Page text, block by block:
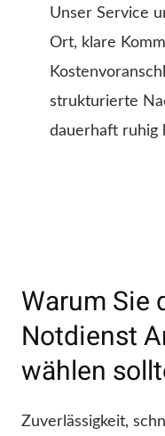
Unser Service
Ort, klare
strukturierte
dauerhaft ruhig
Warum Sie
Notdienst
wählen
Zuverlässigkeit,